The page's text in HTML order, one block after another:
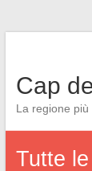
Cap
La regione
Tutte